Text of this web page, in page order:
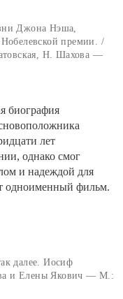
Джона Нэша,
Нобелевской премии. /
Н. Шахова —
биография
лет
однако смог
и надеждой для
одноименный фильм.
далее. Иосиф
и Елены Якович — М.: